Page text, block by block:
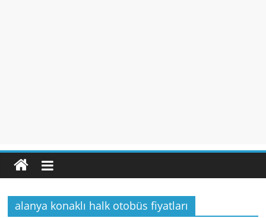
alanya konaklı halk otobüs fiyatları